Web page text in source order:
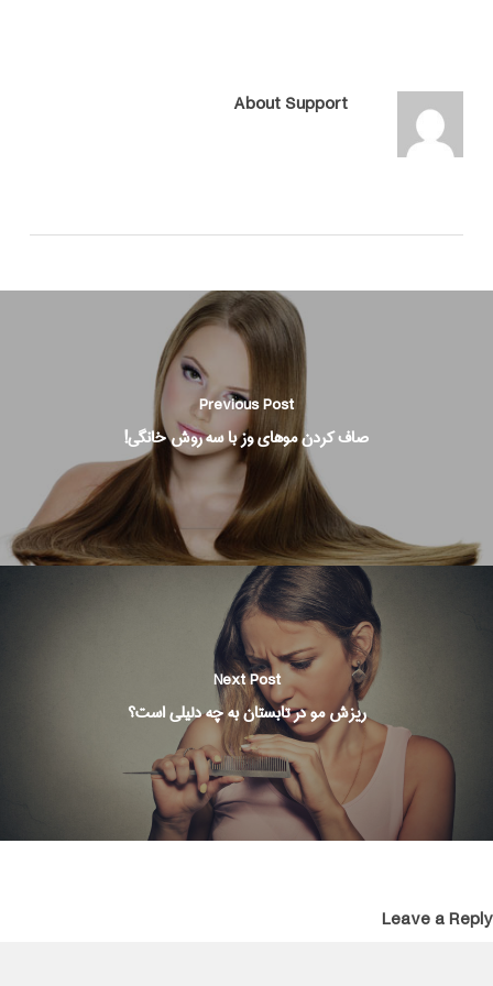
AboutSupport
Previous Post
صاف کردن موهای وز با سه روش خانگی!
Next Post
ریزش مو در تابستان به چه دلیلی است؟
Leave a Reply